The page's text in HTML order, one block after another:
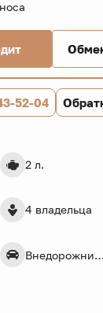
2 л.
4 владельца
Внедорожник 5 дв.
52-04